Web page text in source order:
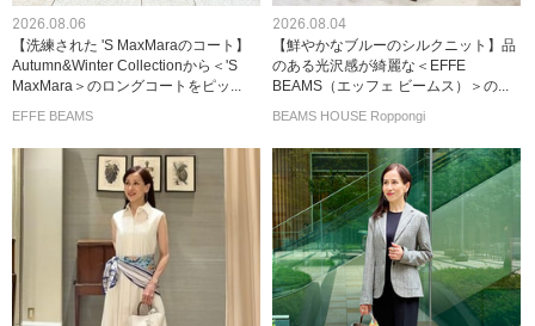
2026.08.06
【洗練された 'S MaxMaraのコート】
Autumn&Winter Collectionから＜'S
MaxMara＞のロングコートをピッ...
EFFE BEAMS
2026.08.04
【鮮やかなブルーのシルクニット】品
のある光沢感が綺麗な＜EFFE
BEAMS（エッフェ ビームス）＞の...
BEAMS HOUSE Roppongi